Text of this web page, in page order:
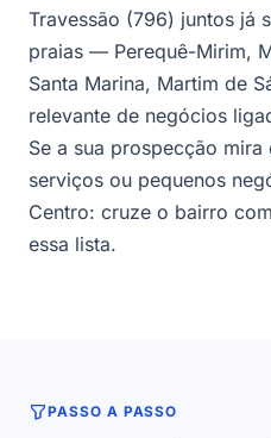
Travessão (796) juntos já
praias — Perequê-Mirim,
Santa Marina, Martim de
relevante de negócios
Se a sua prospecção
serviços ou pequenos
Centro: cruze o bairro
essa lista.
PASSO A PASSO